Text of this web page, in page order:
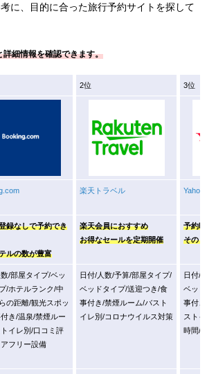
に、目的に合った旅行予約サイトを探して
細情報を確認できます。
2位 3位
楽天トラベル
録なしで予約でき
ルの数が豊富
楽天会員におすすめ
お得なセールを定期開催
予約
その
/部屋タイプ/ベッ
/ホテルランク/中
の距離/観光スポッ
付き/温泉/禁煙ルー
トイレ別/口コミ評
フリー設備
日付/人数/予算/部屋タイプ/
ベッドタイプ/送迎つき/食
事付き/禁煙ルーム/バスト
イレ別/コロナウイルス対策
日付/
ベッ
事付
スト
時間/